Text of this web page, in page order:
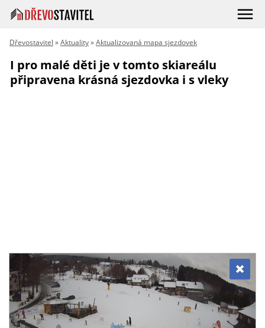
Dřevostavitel »Aktuality»Aktualizovaná mapa sjezdovek
I pro malé děti je v tomto skiareálu
připravena krásná sjezdovka i s vleky